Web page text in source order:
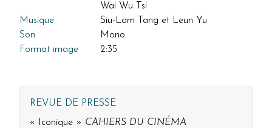
Wai Wu Tsi
Musique
Siu-Lam Tang et Leun Yu
Son
Mono
Format image
2:35
REVUE DE PRESSE
« Iconique » CAHIERS DU CINÉMA